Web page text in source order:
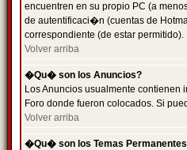
encuentren en su propio PC (a
de autentificaci�n (cuentas de
correspondiente (de estar permitido).
Volver arriba
�Qu� son los Anuncios?
Los Anuncios usualmente
Foro donde fueron colocados. Si
Volver arriba
�Qu� son los Temas